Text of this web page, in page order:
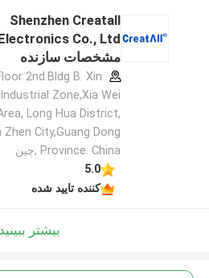
Shenzhen Creatall
مشخصات سازنده
2nd.Bldg B. Xin
Zone,Xia Wei
Long Hua District,
Zhen City,Guang Dong
Province. China ,چین
5.0
کننده تایید شده
بیشتر ببینید